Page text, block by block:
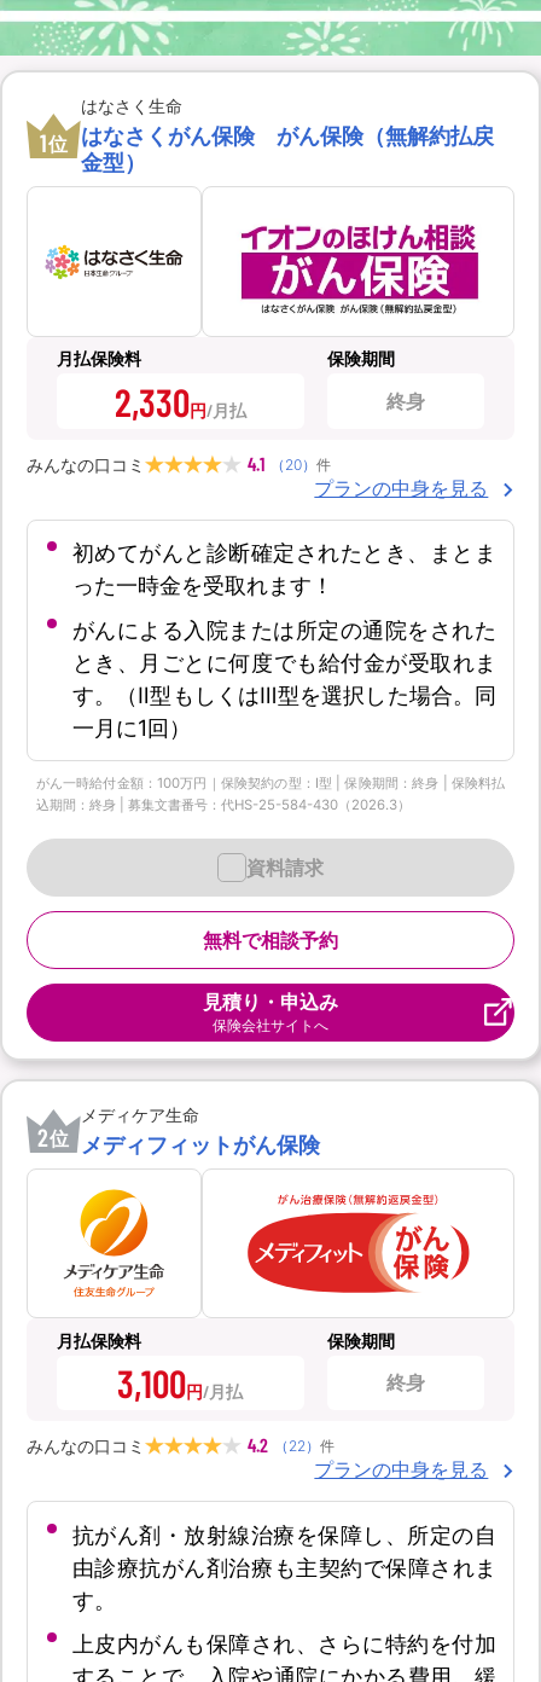
1位
はなさく生命
はなさくがん保険 がん保険（無解約払戻
金型）
月払保険料
2,330円
保険期間
終身
みんなの口コミ 4.1 （ 20） 件
プランの中身を見る
初めてがんと診断確定されたとき、まとま
った一時金を受取れます！
がんによる入院または所定の通院をされた
とき、月ごとに何度でも給付金が受取れま
す。（Ⅱ型もしくはⅢ型を選択した場合。同
一月に1回）
がん一時給付金額：100万円｜保険契約の型：Ⅰ型 | 保険期間：終身 | 保険料払
込期間：終身 | 募集文書番号：代HS-25-584-430（2026.3）
無料で相談予約
資料請求
見積り・申込み
保険会社サイトへ
2位
メディケア生命
メディフィットがん保険
月払保険料
3,100円
保険期間
終身
みんなの口コミ 4.2 （ 22） 件
プランの中身を見る
抗がん剤・放射線治療を保障し、所定の自
由診療抗がん剤治療も主契約で保障されま
す。
上皮内がんも保障され、さらに特約を付加
することで、入院や通院にかかる費用、緩